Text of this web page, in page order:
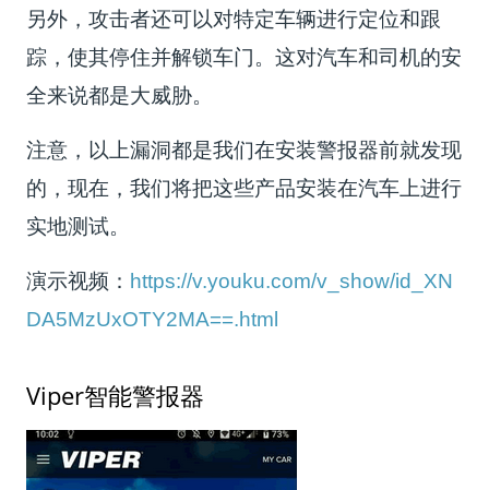
另外，攻击者还可以对特定车辆进行定位和跟
踪，使其停住并解锁车门。这对汽车和司机的安
全来说都是大威胁。
注意，以上漏洞都是我们在安装警报器前就发现
的，现在，我们将把这些产品安装在汽车上进行
实地测试。
演示视频： https://v.youku.com/v_show/id_XN
DA5MzUxOTY2MA==.html
Viper智能警报器